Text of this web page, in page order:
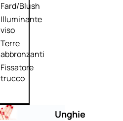
Fard/Blush
Illuminante
viso
Terre
abbronzanti
Fissatore
trucco
Unghie